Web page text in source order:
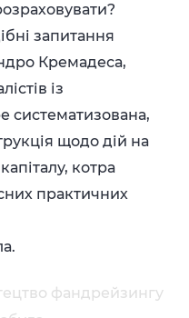
запитання
Кремадеса,
із
систематизована,
щодо дій на
котра
практичних
фандрейзингу